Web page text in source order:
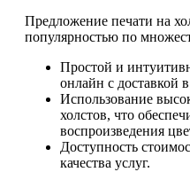
Предложение печати на
популярностью по
Простой и
онлайн с доставкой
Использование
холстов, что
воспроизведения
Доступность
качества услуг.